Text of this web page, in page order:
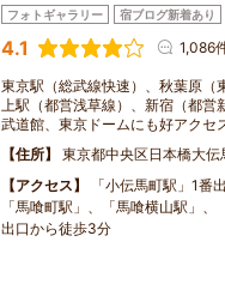
フォトギャラリー 宿ブログ新着あり
4.1 1,086
東京駅（総武線快速）、秋葉原（
上駅（都営浅草線）、新宿（都営
武道館、東京ドームにも好アクセ
住所
東京都中央区日本橋大
アクセス
「小伝馬町駅」1番
「馬喰町駅」、「馬喰横山駅」、
出口から徒歩3分